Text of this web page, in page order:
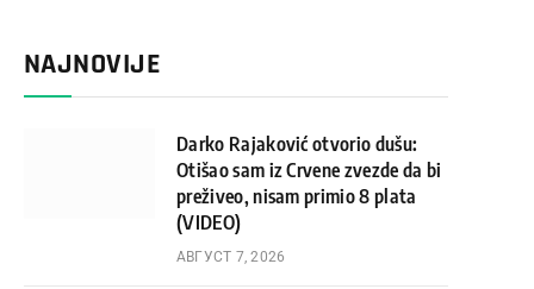
NAJNOVIJE
Darko Rajaković otvorio dušu:
Otišao sam iz Crvene zvezde da bi
preživeo, nisam primio 8 plata
(VIDEO)
АВГУСТ 7, 2026